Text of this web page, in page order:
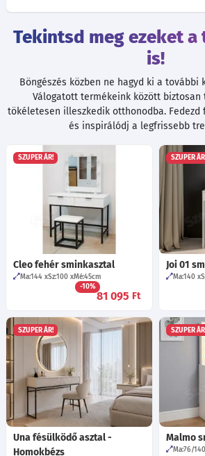
Tekintsd meg ezeket
is!
Böngészés közben ne hagyd ki a
Válogatott termékeink között biztosan
tökéletesen illeszkedik otthonodba. Fedezd
és inspirálódj a legfrissebb
SZUPER ÁR!
Cleo fehér sminkasztal
Ma:144 Sz:100 Mé:45cm
-10%
81 095 Ft
SZUPER
Joi 01
Ma:140
SZUPER ÁR!
Una fésülködő asztal -
Homokbézs
SZUPER
Malmo
Ma:76/140